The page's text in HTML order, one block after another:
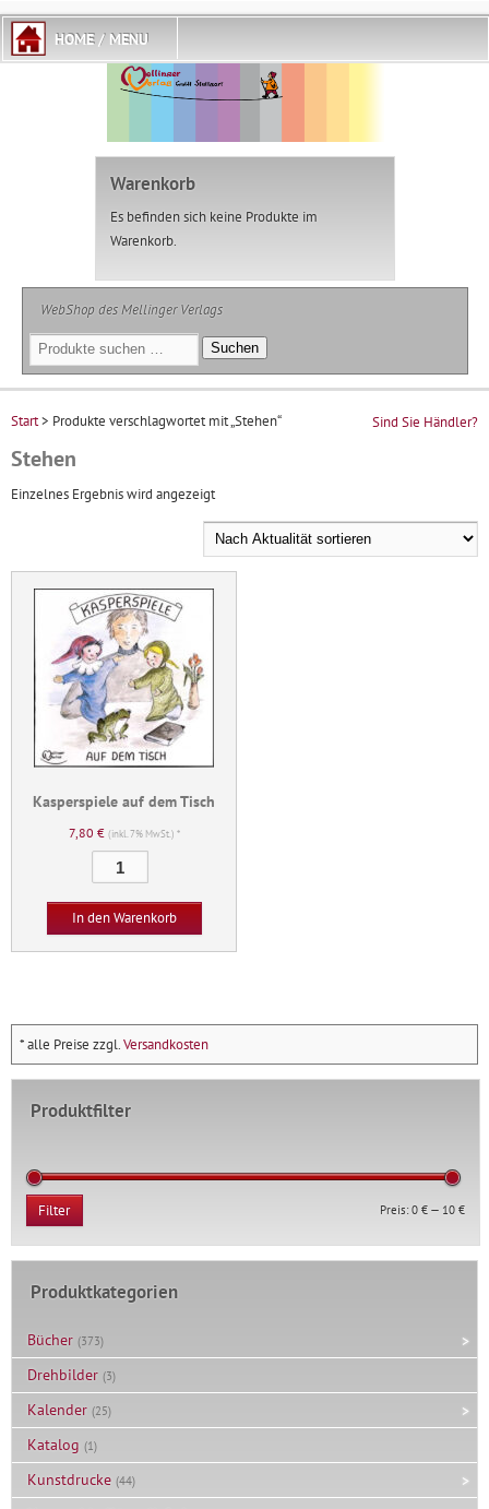
Warenkorb
Es befinden sich keine Produkte im
Warenkorb.
WebShop des Mellinger Verlags
Suchen
nach:
Suchen
Start> Produkte verschlagwortet mit „Stehen“ Sind Sie Händler?
Stehen
Einzelnes Ergebnis wird angezeigt
Kasperspiele auf dem Tisch
7,80 € (inkl. 7% MwSt.) *
auf
dem
Tisch
Menge
In den Warenkorb
* alle Preise zzgl.Versandkosten
Produktfilter
Min.
Max.
Filter Preis:0 € — 10 €
Produktkategorien
Bücher (373)
Drehbilder (3)
Kalender (25)
Katalog (1)
Kunstdrucke (44)